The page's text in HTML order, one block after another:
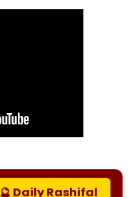
🔮 Daily Rashifal